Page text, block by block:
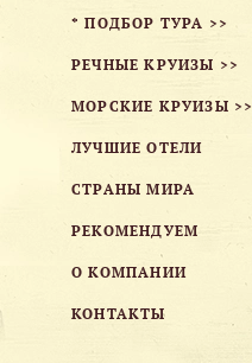
* ПОДБОР ТУРА >>
РЕЧНЫЕ КРУИЗЫ >>
МОРСКИЕ КРУИЗЫ >>
ЛУЧШИЕ ОТЕЛИ
СТРАНЫ МИРА
РЕКОМЕНДУЕМ
О КОМПАНИИ
КОНТАКТЫ